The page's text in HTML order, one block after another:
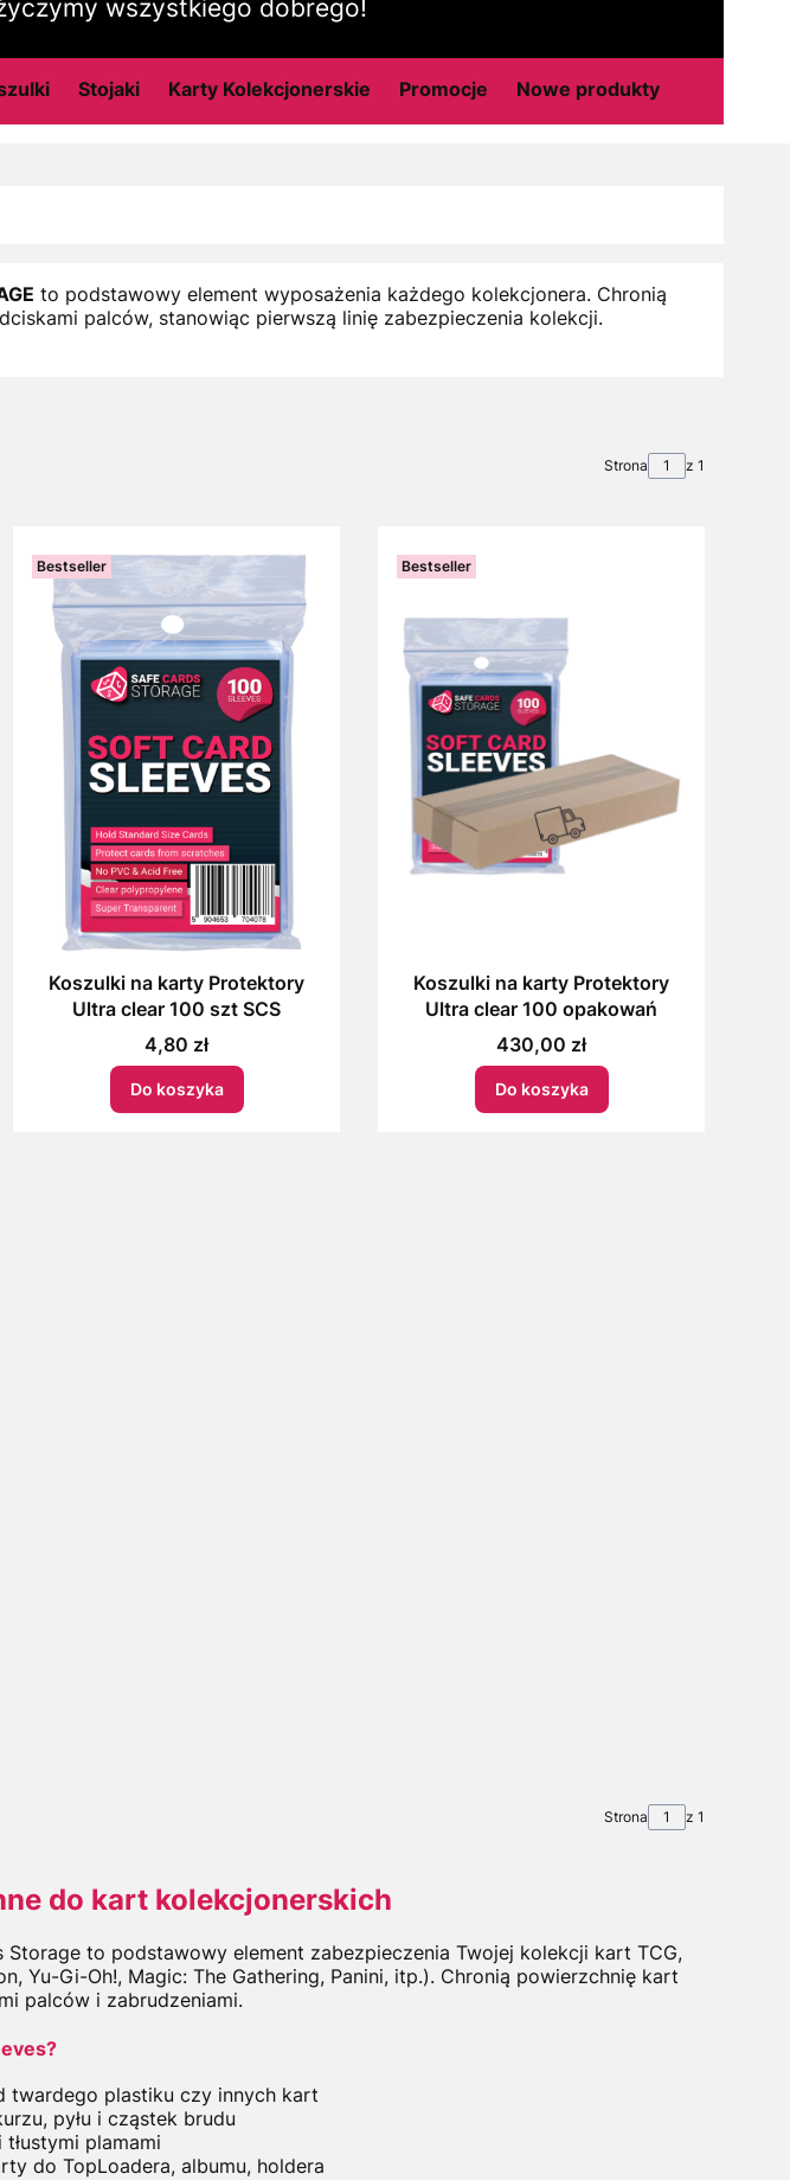
wszystkiego dobrego!
Stojaki Karty Kolekcjonerskie Promocje Nowe produkty
to podstawowy element wyposażenia każdego kolekcjonera. Chronią
palców, stanowiąc pierwszą linię zabezpieczenia kolekcji.
Strona z 1
Bestseller
Koszulki na karty Protektory
Ultra clear 100 szt SCS
Cena
4,80 zł
Do koszyka
Bestseller
Koszulki na karty Protektory
Ultra clear 100 opakowań
Cena
430,00 zł
Do koszyka
Strona z 1
do kart kolekcjonerskich
Storage to podstawowy element zabezpieczenia Twojej kolekcji kart TCG,
Yu-Gi-Oh!, Magic: The Gathering, Panini, itp.). Chronią powierzchnię kart
palców i zabrudzeniami.
twardego plastiku czy innych kart
pyłu i cząstek brudu
plamami
do TopLoadera, albumu, holdera